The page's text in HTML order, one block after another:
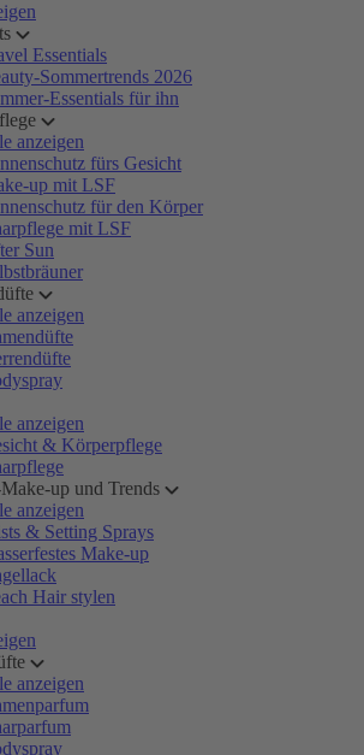
Essentials
Sommertrends 2026
Essentials für ihn
anzeigen
fürs Gesicht
up mit LSF
für den Körper
mit LSF
Sun
anzeigen
anzeigen
& Körperpflege
up und Trends
anzeigen
& Setting Sprays
Make-up
Hair stylen
anzeigen